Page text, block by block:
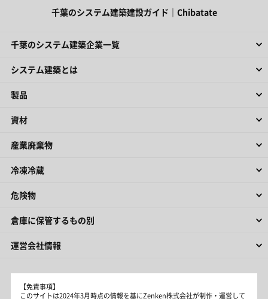
千葉のシステム建築建設ガイド｜Chibatate
千葉のシステム建築企業一覧
システム建築とは
製品
資材
産業廃棄物
冷凍冷蔵
危険物
倉庫に保管するもの別
運営会社情報
【免責事項】
このサイトは2024年3月時点の情報を基にZenken株式会社が制作・運営して